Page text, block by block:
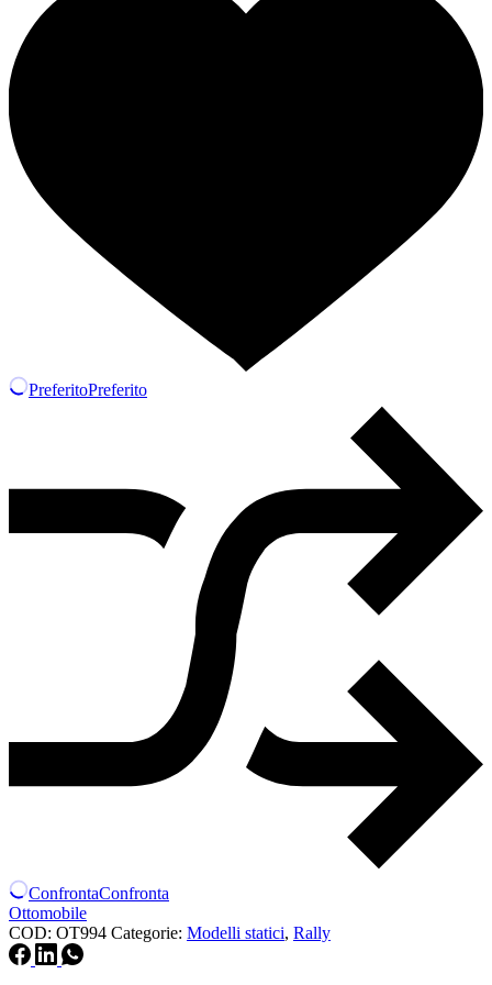
PreferitoPreferito
ConfrontaConfronta
Ottomobile
COD: OT994 Categorie: Modelli statici, Rally